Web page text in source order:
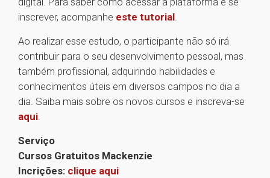
inscrever, acompanhe este tutorial.
Ao realizar esse estudo, o participante não só irá
contribuir para o seu desenvolvimento pessoal, mas
também profissional, adquirindo habilidades e
conhecimentos úteis em diversos campos no dia a
dia. Saiba mais sobre os novos cursos e inscreva-se
aqui.
Serviço
Cursos Gratuitos Mackenzie
Incrições: clique aqui